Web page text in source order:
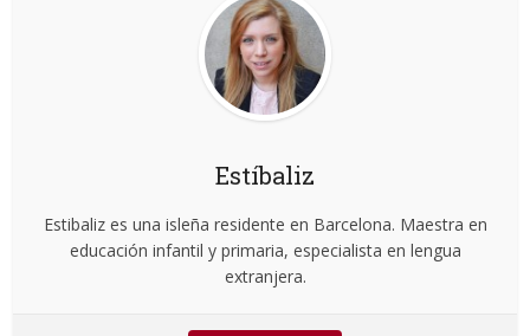
Estíbaliz
Estibaliz es una isleña residente en Barcelona. Maestra en
educación infantil y primaria, especialista en lengua
extranjera.